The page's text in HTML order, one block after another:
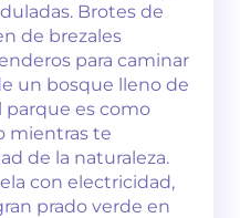
Brotes de
de brezales
para caminar
un bosque lleno de
parque es como
mientras te
de la naturaleza.
con electricidad,
prado verde en